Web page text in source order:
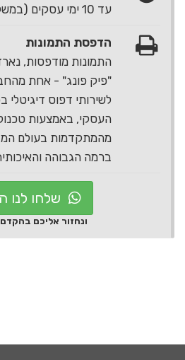
עד 10 ימי עסקים (במשלוח או באיסוף עצמי)
הדפסת התמונות
התמונות מודפסות,
"פיק פונג" - אחת
לשירותי דפוס
העסקי, באמצעות
מהמתקדמות בעולם
ברמה הגבוהה
שלחו לנו
ונחזור אליכם